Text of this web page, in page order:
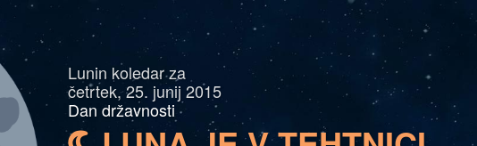
Lunin koledar za
četrtek, 25. junij 2015
Dan državnosti